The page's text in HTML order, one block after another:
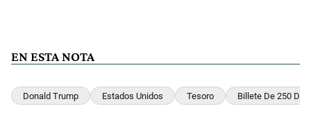
EN ESTA NOTA
Donald Trump Estados Unidos Tesoro Billete De 250